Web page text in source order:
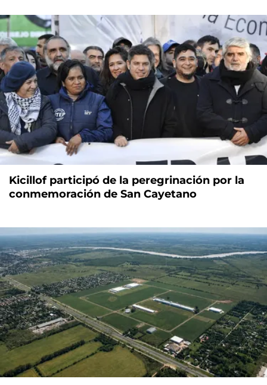
Kicillof participó de la peregrinación por la
conmemoración de San Cayetano